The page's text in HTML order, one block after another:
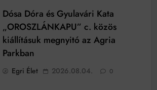
Dósa Dóra és Gyulavári Kata
„OROSZLÁNKAPU” c. közös
kiállításuk megnyitó az Agria
Parkban
Egri Élet 2026.08.04. 0